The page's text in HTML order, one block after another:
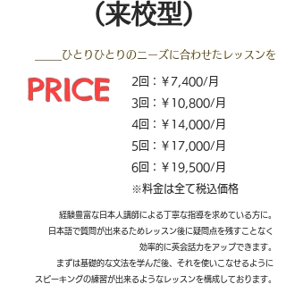
（来校型）
_____ひとりひとりのニーズに合わせたレッスンを
PRICE​​
2回：￥7,400/月
3回：￥10,800/月
4回：￥14,000/月
​5回：￥17,000/月
6回：￥19,500/月
​※料金は全て税込価格
経験豊富な日本人講師による丁寧な指導を求めている方に。
​日本語で質問が出来るためレッスン後に疑問点を残すことなく
効率的に英会話力をアップできます。
まずは基礎的な文法を学んだ後、それを使いこなせるように
スピーキングの練習が出来るようなレッスンを構成しております。